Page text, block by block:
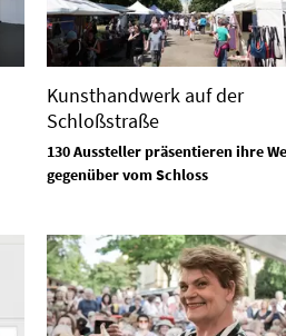
Kunsthandwerk auf der
Schloßstraße
130 Aussteller präsentieren ihre
gegenüber vom Schloss